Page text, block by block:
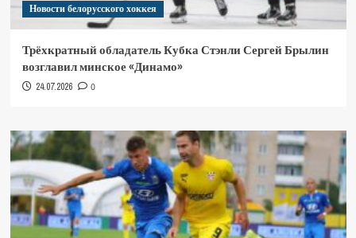
Новости белорусского хоккея
Трёхкратный обладатель Кубка Стэнли Сергей Брылин
возглавил минское «Динамо»
24.07.2026 0